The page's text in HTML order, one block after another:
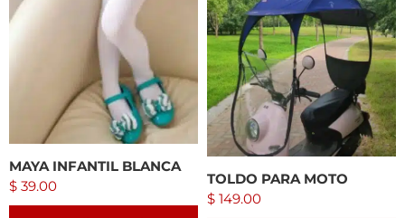
MAYA INFANTIL BLANCA
$ 39.00 TOLDO PARA MOTO
$ 149.00